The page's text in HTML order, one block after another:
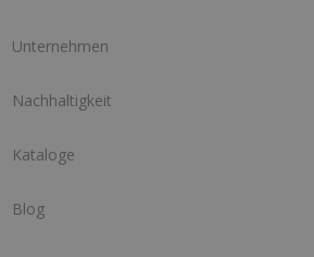
Unternehmen
Nachhaltigkeit
Kataloge
Blog